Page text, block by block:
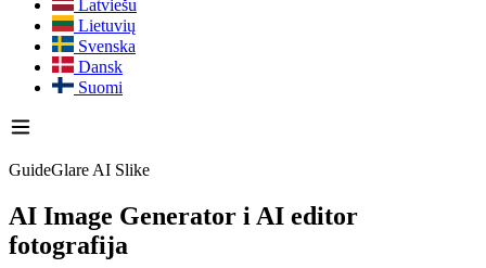
Latviešu
Lietuvių
Svenska
Dansk
Suomi
GuideGlare AI Slike
AI Image Generator i AI editor
fotografija